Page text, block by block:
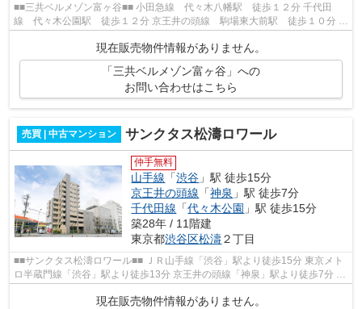
■■三共ベルメゾン富ヶ谷■■ 小田急線 代々木八幡駅 徒歩１２分 千代田
線 代々木公園駅 徒歩１２分 京王井の頭線 駒場東大前駅 徒歩１０分 総
戸数４５戸 鉄筋コンクリート造７階...
現在販売物件情報がありません。
「三共ベルメゾン富ヶ谷」への
お問い合わせはこちら
売買 | 中古マンション サンクタス松濤ロワール
仲手無料
山手線 「渋谷 」駅 徒歩15分
京王井の頭線 「神泉 」駅 徒歩7分
千代田線 「代々木公園 」駅 徒歩15分
築28年 / 11階建
東京都渋谷区松濤２丁目
■■サンクタス松濤ロワール■■ ＪＲ山手線「渋谷」駅より徒歩15分 東京メト
ロ半蔵門線「渋谷」駅より徒歩13分 京王井の頭線「神泉」駅より徒歩7分 住
現在販売物件情報がありません。